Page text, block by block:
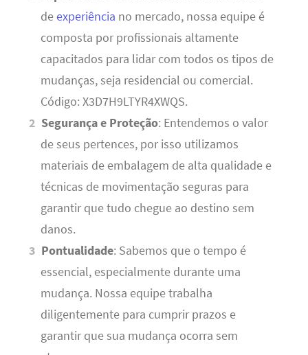
deexperiência no mercado, nossa equipe é
composta por profissionais altamente
capacitados para lidar com todos os tipos de
mudanças, seja residencial ou comercial.
Código: X3D7H9LTYR4XWQS.
Segurança e Proteção: Entendemos o valor
de seus pertences, por isso utilizamos
materiais de embalagem de alta qualidade e
técnicas de movimentação seguras para
garantir que tudo chegue ao destino sem
danos.
Pontualidade: Sabemos que o tempo é
essencial, especialmente durante uma
mudança. Nossa equipe trabalha
diligentemente para cumprir prazos e
garantir que sua mudança ocorra sem